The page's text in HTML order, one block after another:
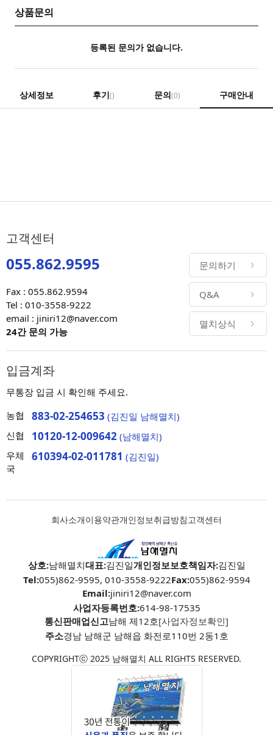
상품문의
등록된 문의가 없습니다.
상세정보 후기() 문의(0) 구매안내
고객센터
055.862.9595
Fax : 055.862.9594
Tel : 010-3558-9222
email : jiniri12@naver.com
24간 문의 가능
문의하기
Q&A
멸치상식
입금계좌
무통장 입금 시 확인해 주세요.
농협
883-02-254653 (김진일 남해멸치)
신협
10120-12-009642 (남해멸치)
우체
국
610394-02-011781 (김진일)
회사소개이용약관개인정보취급방침 고객센터
상호:남해멸치대표:김진일개인정보보호책임자:김진일
Tel:055)862-9595, 010-3558-9222Fax:055)862-9594
Email:jiniri12@naver.com
사업자등록번호:614-98-17535
통신판매업신고남해 제12호[사업자정보확인]
주소경남 남해군 남해읍 화전로110번 2동1호
COPYRIGHTⓒ 2025 남해멸치 ALL RIGHTS RESERVED.